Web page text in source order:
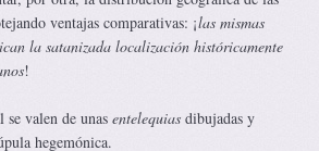
ventajas comparativas: ¡las mismas
la satanizada localización históricamente
!
valen de unas entelequias dibujadas y
hegemónica.